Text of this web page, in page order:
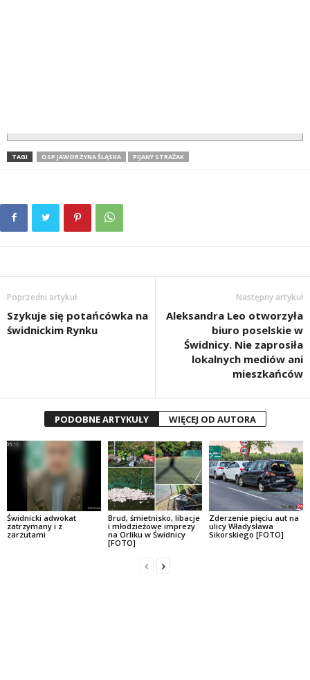
TAGI OSP JAWORZYNA ŚLĄSKA PIJANY STRAŻAK
Poprzedni artykuł
Szykuje się potańcówka na
świdnickim Rynku
Następny artykuł
Aleksandra Leo otworzyła
biuro poselskie w
Świdnicy. Nie zaprosiła
lokalnych mediów ani
mieszkańców
PODOBNE ARTYKUŁY WIĘCEJ OD AUTORA
Świdnicki adwokat
zatrzymany i z
zarzutami
Brud, śmietnisko, libacje
i młodzieżowe imprezy
na Orliku w Świdnicy
[FOTO]
Zderzenie pięciu aut na
ulicy Władysława
Sikorskiego [FOTO]